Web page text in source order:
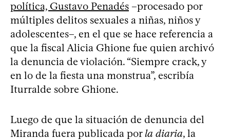
política, Gustavo Penadés –procesado por
múltiples delitos sexuales a niñas, niños y
adolescentes–, en el que se hace referencia a
que la fiscal Alicia Ghione fue quien archivó
la denuncia de violación. “Siempre crack, y
en lo de la fiesta una monstrua”, escribía
Iturralde sobre Ghione.
Luego de que la situación de denuncia del
Miranda fuera publicada porla diaria, la